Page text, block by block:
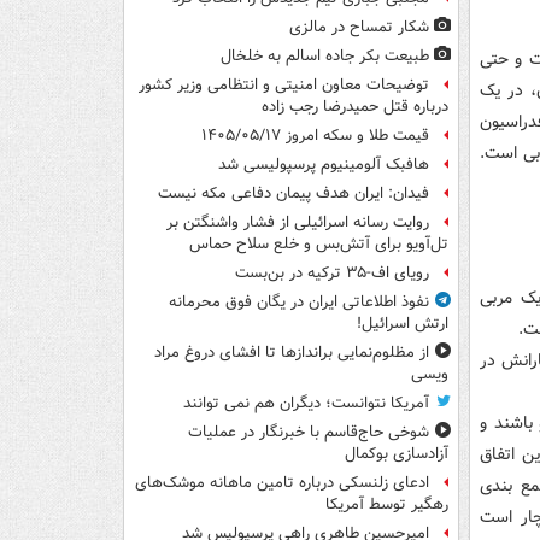
و حتی
در یک
هم ۸۰۰ هزار دلار از فدراسیون
است.
مربی
در
و
اتفاق
بندی
است
شکار تمساح در مالزی
طبیعت بکر جاده اسالم به خلخال
توضیحات معاون امنیتی و انتظامی وزیر کشور
درباره قتل حمیدرضا رجب زاده
قیمت طلا و سکه امروز ۱۴۰۵/۰۵/۱۷
هافبک آلومینیوم پرسپولیسی شد
فیدان: ایران هدف پیمان دفاعی مکه نیست
روایت رسانه اسرائیلی از فشار واشنگتن بر
تل‌آویو برای آتش‌بس و خلع سلاح حماس
رویای اف-۳۵ ترکیه در بن‌بست
نفوذ اطلاعاتی ایران در یگان فوق محرمانه
ارتش اسرائیل!
از مظلوم‌نمایی براندازها تا افشای دروغ مراد
ویسی
آمریکا نتوانست؛ دیگران هم نمی توانند
شوخی حاج‌قاسم با خبرنگار در عملیات
آزادسازی بوکمال
ادعای زلنسکی درباره تامین ماهانه موشک‌های
رهگیر توسط آمریکا
امیرحسین طاهری راهی پرسپولیس شد